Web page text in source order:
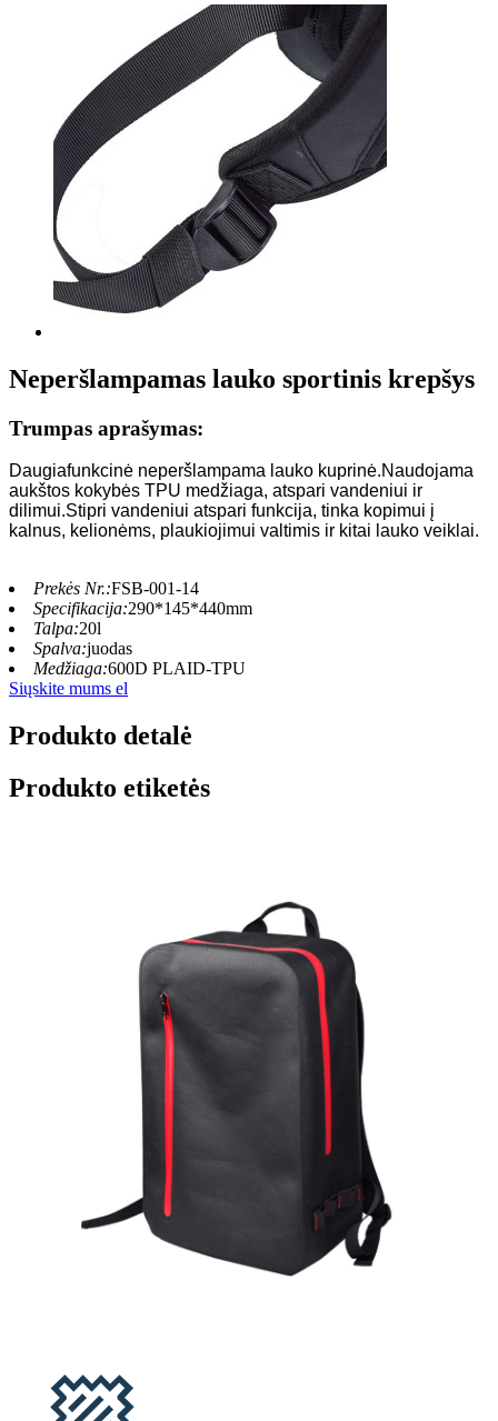
Neperšlampamas lauko sportinis krepšys
Trumpas aprašymas:
Daugiafunkcinė neperšlampama lauko kuprinė.Naudojama
aukštos kokybės TPU medžiaga, atspari vandeniui ir
dilimui.Stipri vandeniui atspari funkcija, tinka kopimui į
kalnus, kelionėms, plaukiojimui valtimis ir kitai lauko veiklai.
Prekės Nr.:FSB-001-14
Specifikacija:290*145*440mm
Talpa:20l
Spalva:juodas
Medžiaga:600D PLAID-TPU
Siųskite mums el
Produkto detalė
Produkto etiketės